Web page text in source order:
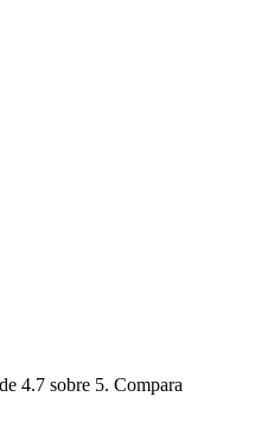
4.7 sobre 5. Compara